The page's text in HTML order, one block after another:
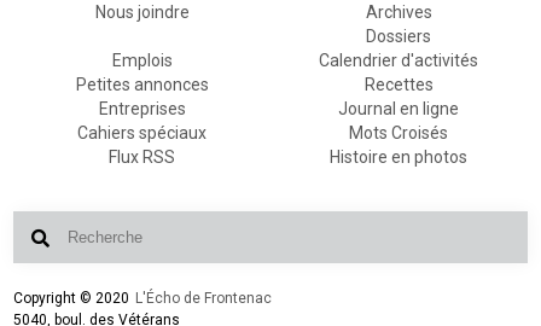
Nous joindre
Archives
Dossiers
Emplois
Petites annonces
Entreprises
Cahiers spéciaux
Flux RSS
Calendrier d'activités
Recettes
Journal en ligne
Mots Croisés
Histoire en photos
Copyright © 2020 L'Écho de Frontenac
5040, boul. des Vétérans